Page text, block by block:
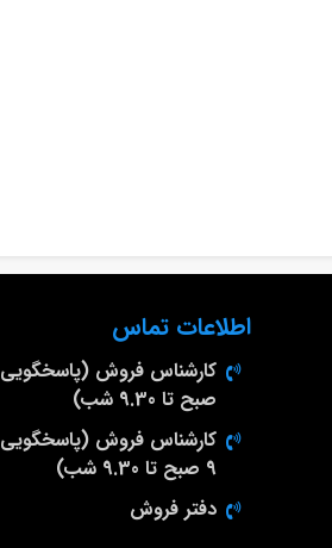
اطلاعات تماس
صبح تا 9.30 شب)
کارشناس فروش (پاسخگویی
9 صبح تا 9.30 شب)
دفتر فروش